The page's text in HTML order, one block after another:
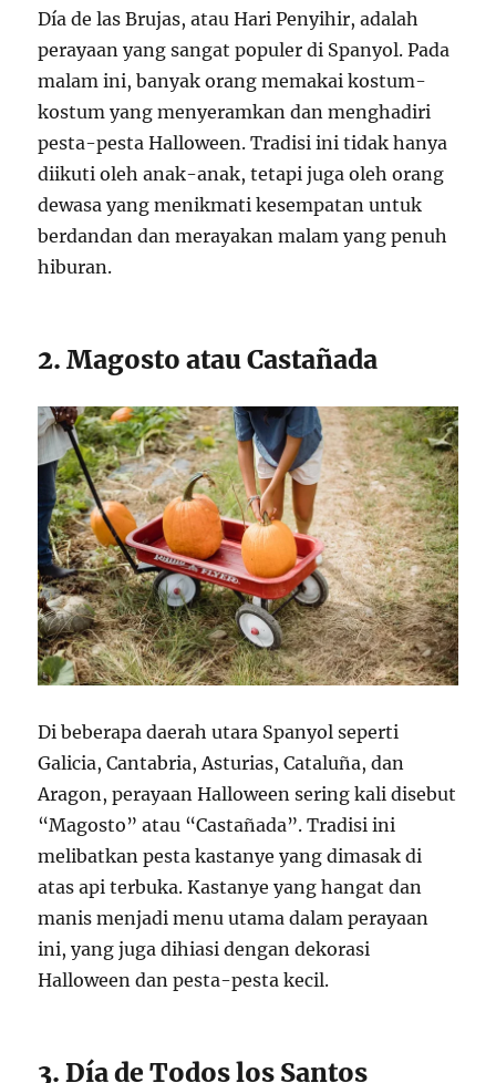
Día de las Brujas, atau Hari Penyihir, adalah
perayaan yang sangat populer di Spanyol. Pada
malam ini, banyak orang memakai kostum-
kostum yang menyeramkan dan menghadiri
pesta-pesta Halloween. Tradisi ini tidak hanya
diikuti oleh anak-anak, tetapi juga oleh orang
dewasa yang menikmati kesempatan untuk
berdandan dan merayakan malam yang penuh
hiburan.
2. Magosto atau Castañada
Di beberapa daerah utara Spanyol seperti
Galicia, Cantabria, Asturias, Cataluña, dan
Aragon, perayaan Halloween sering kali disebut
“Magosto” atau “Castañada”. Tradisi ini
melibatkan pesta kastanye yang dimasak di
atas api terbuka. Kastanye yang hangat dan
manis menjadi menu utama dalam perayaan
ini, yang juga dihiasi dengan dekorasi
Halloween dan pesta-pesta kecil.
3. Día de Todos los Santos